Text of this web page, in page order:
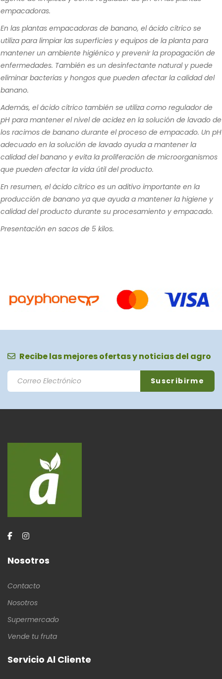
empacadoras.
En las plantas empacadoras de banano, el ácido cítrico se
utiliza para limpiar las superficies y equipos de la planta para
mantener un ambiente higiénico y prevenir la propagación de
enfermedades. También es un desinfectante natural y puede
eliminar bacterias y hongos que pueden afectar la calidad del
banano.
Además, el ácido cítrico también se utiliza como regulador de
pH para mantener el nivel de acidez en la solución de lavado de
los racimos de banano durante el proceso de empacado. Un pH
adecuado en la solución de lavado ayuda a mantener la
calidad del banano y evita la proliferación de microorganismos
que pueden afectar la vida útil del producto.
En resumen, el ácido cítrico es un aditivo importante en la
producción de banano ya que ayuda a mantener la higiene y
calidad del producto durante su procesamiento y empacado.
Presentación en sacos de 5 kilos.
Recibe las mejores ofertas y noticias del agro
Nosotros
Contacto
Nosotros
Supermercado
Vende tu fruta
Servicio Al Cliente